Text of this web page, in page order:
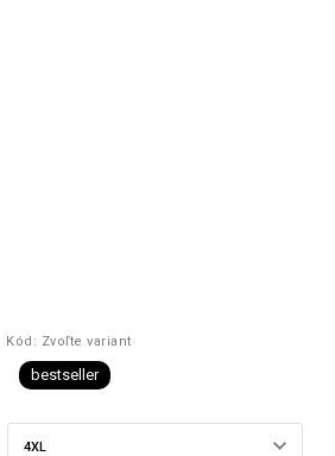
Kód: Zvoľte variant
bestseller